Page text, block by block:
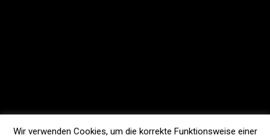
Wir verwenden Cookies, um die korrekte Funktionsweise einer